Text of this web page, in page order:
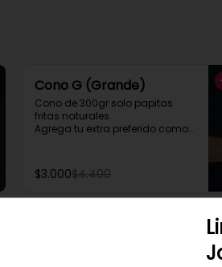
Cono G (Grande)
Cono de 300gr solo papitas
fritas naturales.
Agrega tu extra preferido como
y mucho mas....
$3.000$4.400